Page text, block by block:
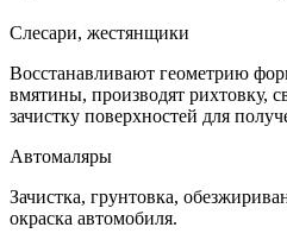
Слесари, жестянщики
Восстанавливают геометрию
вмятины, производят рихтовку,
зачистку поверхностей для
Автомаляры
Зачистка, грунтовка,
окраска автомобиля.